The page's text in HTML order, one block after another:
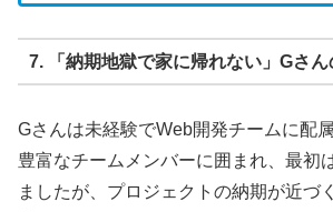
7. 「納期地獄で家に帰れない」Gさん
Gさんは未経験でWeb開発チームに配
豊富なチームメンバーに囲まれ、最初
ましたが、プロジェクトの納期が近づ